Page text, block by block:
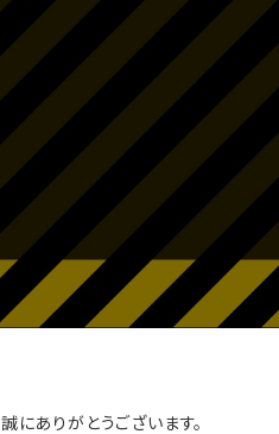
にありがとうございます。